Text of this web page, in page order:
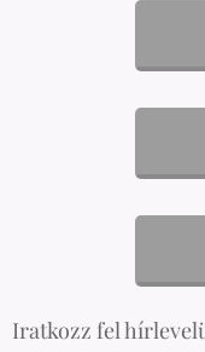
Iratkozz fel